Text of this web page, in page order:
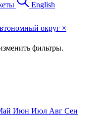
English
округ ×
фильтры.
Июн Июл Авг Сен